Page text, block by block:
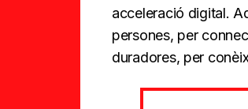
acceleració digital.
persones, per
duradores, per